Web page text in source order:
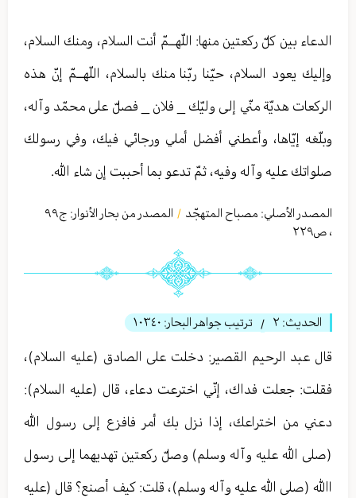
الدعاء بين كلّ ركعتين منها: اللّهــمّ أنت السلام، ومنك السلام،
وإليك يعود السلام، حيّنا ربّنا منك بالسلام، اللّهــمّ إنّ هذه
الركعات هديّة منّي إلى وليّك _ فلان _ فصلّ على محمّد وآله،
وبلّغه إيّاها، وأعطني أفضل أملي ورجائي فيك، وفي رسولك
صلواتك عليه وآله وفيه، ثمّ تدعو بما أحببت إن شاء الله.
المصدر الأصلي: مصباح المتهجّد / المصدر من بحار الأنوار: ج٩٩
، ص٢٢٩
الحديث: ٢ / ترتيب جواهر البحار: ١٠٣٤٠
قال عبد الرحيم القصير: دخلت على الصادق (عليه السلام)،
فقلت: جعلت فداك، إنّي اخترعت دعاء، قال (عليه السلام):
دعني من اختراعك، إذا نزل بك أمر فافزع إلى رسول الله
(صلى الله عليه وآله وسلم) وصلّ ركعتين تهديهما إلى رسول
االله (صلى الله عليه وآله وسلم)، قلت: كيف أصنع؟ قال (عليه